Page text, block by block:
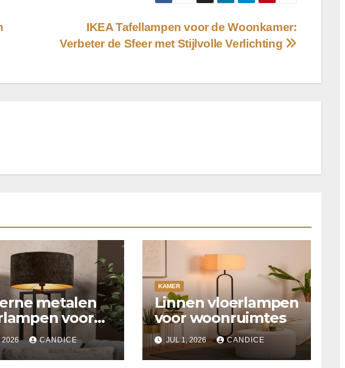
IKEA Tafellampen voor de Woonkamer:
Verbeter de Sfeer met Stijlvolle Verlichting
metalen
voor
2026 CANDICE
KAMER
Linnen vloerlampen
voor woonruimtes
JUL 1, 2026 CANDICE